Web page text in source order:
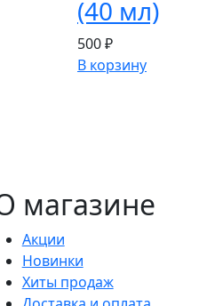
(40 мл)
500 ₽
В корзину
магазине
Акции
Новинки
Хиты продаж